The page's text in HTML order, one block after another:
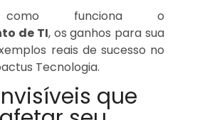
como funciona o
de TI, os ganhos para sua
reais de sucesso no
Tecnologia.
que